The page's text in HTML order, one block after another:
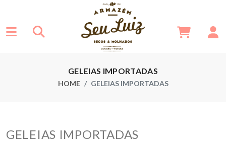
GELEIAS IMPORTADAS
HOME GELEIAS IMPORTADAS
GELEIAS IMPORTADAS